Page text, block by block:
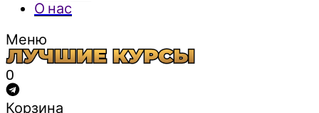
О нас
Меню
0
Корзина